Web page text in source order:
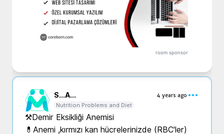
room sponsor
S...A...
4 years ago
Nutrition Problems and Diet
⚒️Demir Eksikliği Anemisi
💊Anemi ,kırmızı kan hücrelerinizde (RBC'ler)